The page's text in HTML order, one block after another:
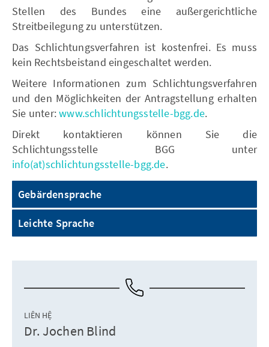
Stellen des Bundes eine außergerichtliche
Streitbeilegung zu unterstützen.
Das Schlichtungsverfahren ist kostenfrei. Es muss
kein Rechtsbeistand eingeschaltet werden.
Weitere Informationen zum Schlichtungsverfahren
und den Möglichkeiten der Antragstellung erhalten
Sie unter:www.schlichtungsstelle-bgg.de.
Direkt kontaktieren können Sie die
Schlichtungsstelle BGG unter
info(at)schlichtungsstelle-bgg.de.
Gebärdensprache
Leichte Sprache
LIÊN HỆ
Dr. Jochen Blind